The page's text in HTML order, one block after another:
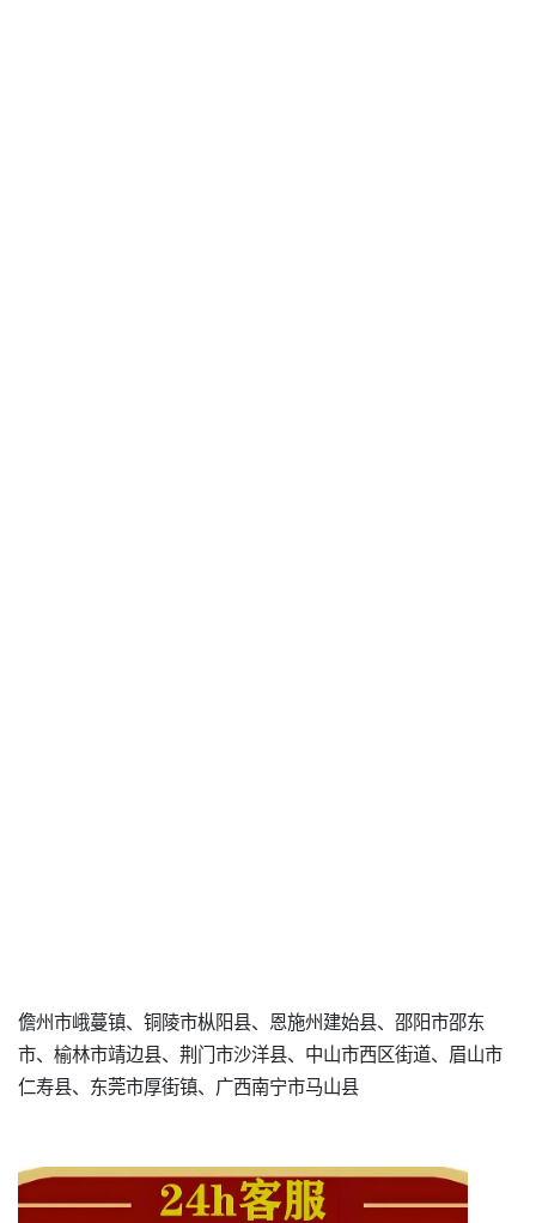
儋州市峨蔓镇、铜陵市枞阳县、恩施州建始县、邵阳市邵东
市、榆林市靖边县、荆门市沙洋县、中山市西区街道、眉山市
仁寿县、东莞市厚街镇、广西南宁市马山县